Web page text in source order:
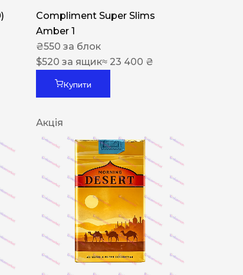
Compliment Super Slims
Amber 1
₴550 за блок
$520 за ящик≈ 23 400 ₴
Купити
Акція